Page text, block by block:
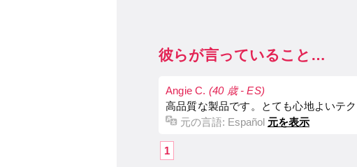
彼らが言っていること…
Angie C. (40 歳 - ES)
高品質な製品です。とても心地よいテ
元の言語: Español 元を表示
1